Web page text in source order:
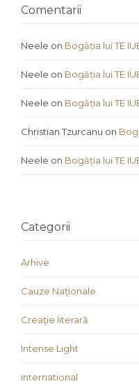
Comentarii
Neele on Bogăția lui TE
Neele on Bogăția lui TE
Neele on Bogăția lui TE
Christian Tzurcanu on
Neele on Bogăția lui TE
Categorii
Arhive
Cauze Naţionale
Creaţie literară
Intense Light
international